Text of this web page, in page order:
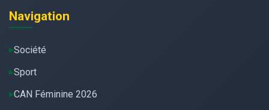
Navigation
Société
Sport
CAN Féminine 2026